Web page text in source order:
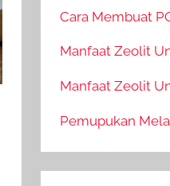
Cara Membuat
Manfaat Zeolit
Manfaat Zeolit
Pemupukan